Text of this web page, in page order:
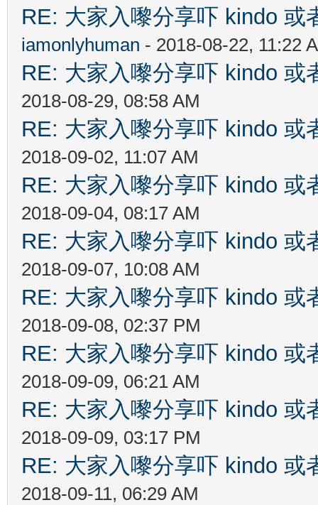
RE: 大家入嚟分享吓 kindo 或
iamonlyhuman - 2018-08-22, 11:22
RE: 大家入嚟分享吓 kindo 或
2018-08-29, 08:58 AM
RE: 大家入嚟分享吓 kindo 或
2018-09-02, 11:07 AM
RE: 大家入嚟分享吓 kindo 或
2018-09-04, 08:17 AM
RE: 大家入嚟分享吓 kindo 或
2018-09-07, 10:08 AM
RE: 大家入嚟分享吓 kindo 或
2018-09-08, 02:37 PM
RE: 大家入嚟分享吓 kindo 或
2018-09-09, 06:21 AM
RE: 大家入嚟分享吓 kindo 或
2018-09-09, 03:17 PM
RE: 大家入嚟分享吓 kindo 或
2018-09-11, 06:29 AM